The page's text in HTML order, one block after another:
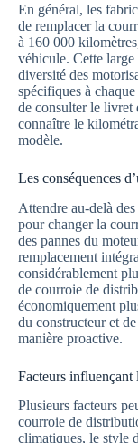
En général, les
de remplacer la
à 160 000
véhicule. Cette large
diversité des
spécifiques à
de consulter le livret
connaître le
modèle.
Les conséquences
Attendre au-delà
pour changer la
des pannes du
remplacement
considérablement
de courroie de
économiquement
du constructeur et
manière proactive.
Facteurs influençant
Plusieurs facteurs
courroie de
climatiques, le style